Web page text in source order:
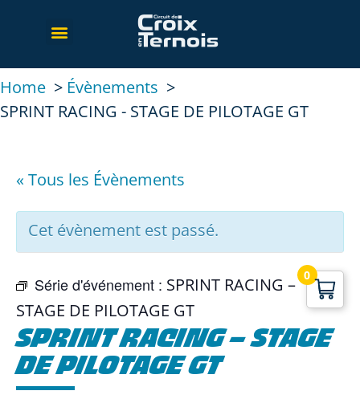
Home
Évènements
SPRINT RACING - STAGE DE PILOTAGE GT
« Tous les Évènements
Cet évènement est passé.
Série d'événement : SPRINT RACING –
STAGE DE PILOTAGE GT
SPRINT RACING – STAGE
DE PILOTAGE GT
0